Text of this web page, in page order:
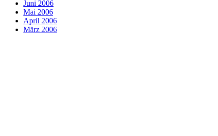
Juni 2006
Mai 2006
April 2006
März 2006